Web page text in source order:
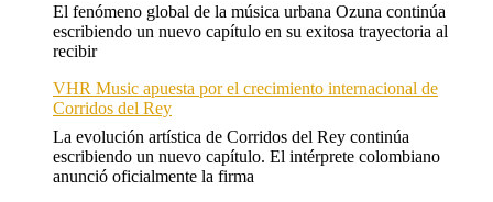
El fenómeno global de la música urbana Ozuna continúa
escribiendo un nuevo capítulo en su exitosa trayectoria al
recibir
VHR Music apuesta por el crecimiento internacional de
Corridos del Rey
La evolución artística de Corridos del Rey continúa
escribiendo un nuevo capítulo. El intérprete colombiano
anunció oficialmente la firma